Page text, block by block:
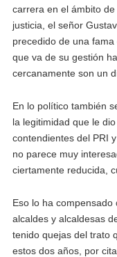
carrera en el ámbito
justicia, el señor
precedido de una
que va de su gestión
cercanamente son un
En lo político también
la legitimidad que le
contendientes del PRI
no parece muy
ciertamente reducida,
Eso lo ha
alcaldes y alcaldesas
tenido quejas del trato
estos dos años, por